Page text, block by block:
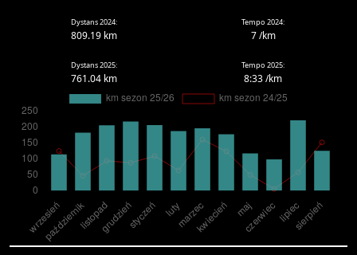
Dystans 2024:
809.19 km
Tempo 2024:
7 /km
Dystans 2025:
761.04 km
Tempo 2025:
8:33 /km